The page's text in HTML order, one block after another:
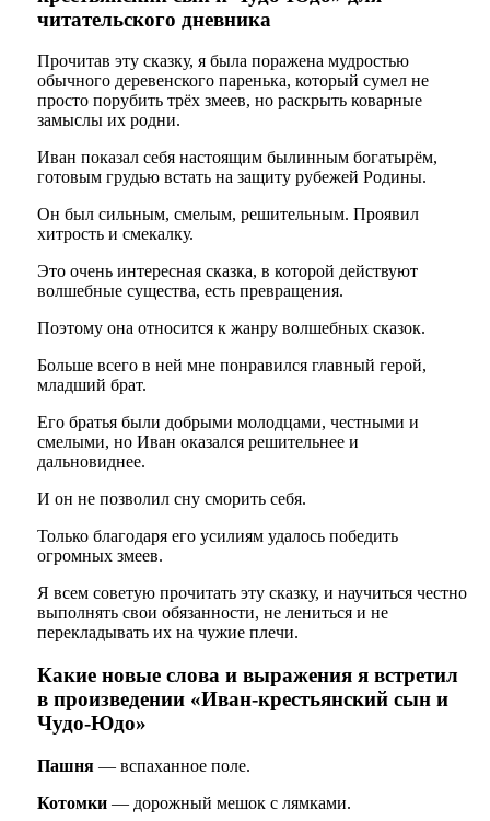
читательского дневника
Прочитав эту сказку, я была поражена мудростью
обычного деревенского паренька, который сумел не
просто порубить трёх змеев, но раскрыть коварные
замыслы их родни.
Иван показал себя настоящим былинным богатырём,
готовым грудью встать на защиту рубежей Родины.
Он был сильным, смелым, решительным. Проявил
хитрость и смекалку.
Это очень интересная сказка, в которой действуют
волшебные существа, есть превращения.
Поэтому она относится к жанру волшебных сказок.
Больше всего в ней мне понравился главный герой,
младший брат.
Его братья были добрыми молодцами, честными и
смелыми, но Иван оказался решительнее и
дальновиднее.
И он не позволил сну сморить себя.
Только благодаря его усилиям удалось победить
огромных змеев.
Я всем советую прочитать эту сказку, и научиться честно
выполнять свои обязанности, не лениться и не
перекладывать их на чужие плечи.
Какие новые слова и выражения я встретил
в произведении «Иван-крестьянский сын и
Чудо-Юдо»
Пашня— вспаханное поле.
Котомки— дорожный мешок с лямками.